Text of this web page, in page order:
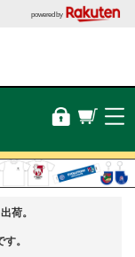
powered by
荷。
。